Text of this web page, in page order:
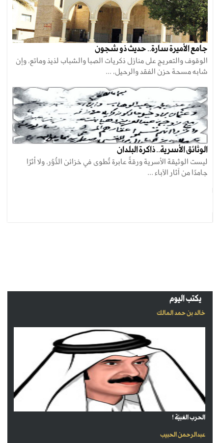
جامع الأميرة سارة.. حديث ذو شجون
الوقوف والتعريج على منازل ذكريات الصبا والشباب لذيذ وماتع، وإن
شابه مسحة حزن الفقد والرحيل، ...
الوثائق الأسرية.. ذاكرة البلدان
ليست الوثيقة الأسرية ورقةً عابرة تُطوى في خزائن الدُّوُر، ولا أثرًا
جامدًا من آثار الآباء ...
يكتب اليوم
خالد بن حمد المالك
الحرب الغبيّة !
عبدالرحمن الحبيب